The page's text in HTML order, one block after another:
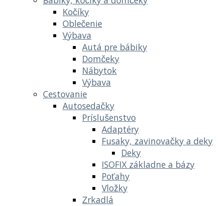
Kočíky
Oblečenie
Výbava
Autá pre bábiky
Domčeky
Nábytok
Výbava
Cestovanie
Autosedačky
Príslušenstvo
Adaptéry
Fusaky, zavinovačky a deky
Deky
ISOFIX základne a bázy
Poťahy
Vložky
Zrkadlá